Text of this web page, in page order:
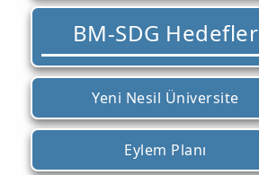
BM-SDG Hedefler
Yeni Nesil Üniversite
Eylem Planı